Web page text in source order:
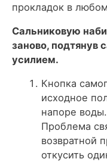
прокладок в
Сальниковую
заново, подтянув
усилием.
Кнопка
исходное
напоре воды.
Проблема
возвратной
откусить